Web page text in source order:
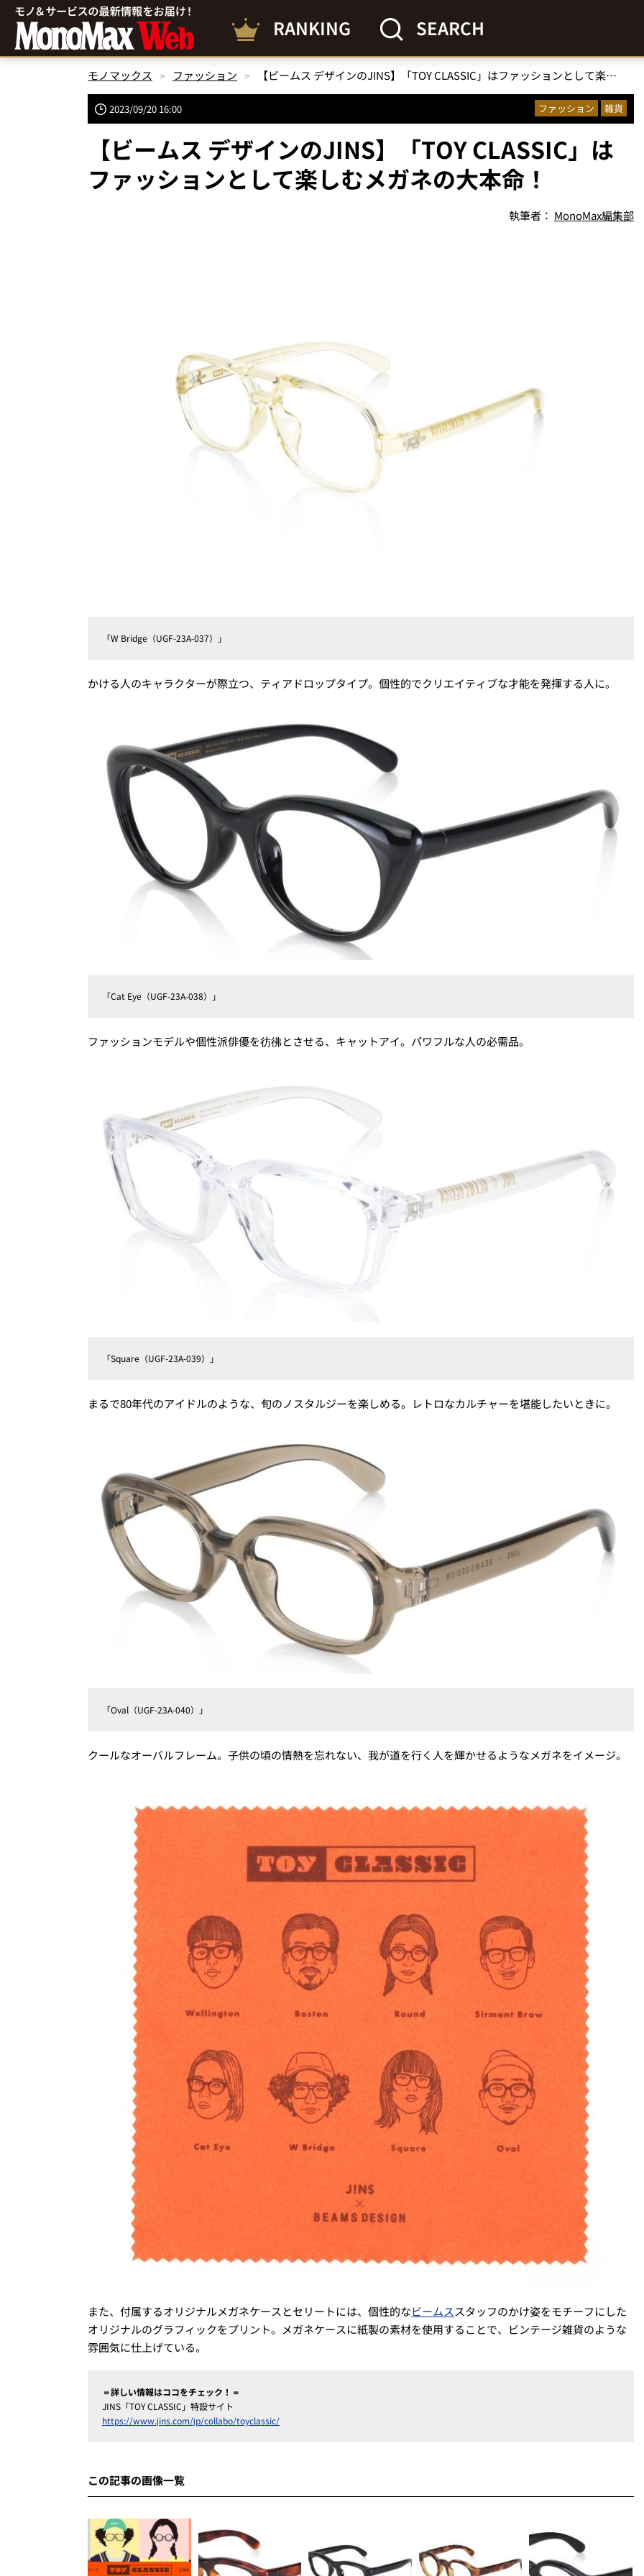
RANKING SEARCH
モノマックス ファッション 【ビームス デザインのJINS】「TOY CLASSIC」はファッションとして楽しむメガネの大本命！
2023/09/20 16:00 ファッション 雑貨
【ビームス デザインのJINS】「TOY CLASSIC」は
ファッションとして楽しむメガネの大本命！
執筆者： MonoMax編集部
「W Bridge（UGF-23A-037）」
かける人のキャラクターが際立つ、ティアドロップタイプ。個性的でクリエイティブな才能を発揮する人に。
「Cat Eye（UGF-23A-038）」
ファッションモデルや個性派俳優を彷彿とさせる、キャットアイ。パワフルな人の必需品。
「Square（UGF-23A-039）」
まるで80年代のアイドルのような、旬のノスタルジーを楽しめる。レトロなカルチャーを堪能したいときに。
「Oval（UGF-23A-040）」
クールなオーバルフレーム。子供の頃の情熱を忘れない、我が道を行く人を輝かせるようなメガネをイメージ。
また、付属するオリジナルメガネケースとセリートには、個性的なビームススタッフのかけ姿をモチーフにした
オリジナルのグラフィックをプリント。メガネケースに紙製の素材を使用することで、ビンテージ雑貨のような
雰囲気に仕上げている。
＝詳しい情報はココをチェック！＝
JINS「TOY CLASSIC」特設サイト
https://www.jins.com/jp/collabo/toyclassic/
この記事の画像一覧